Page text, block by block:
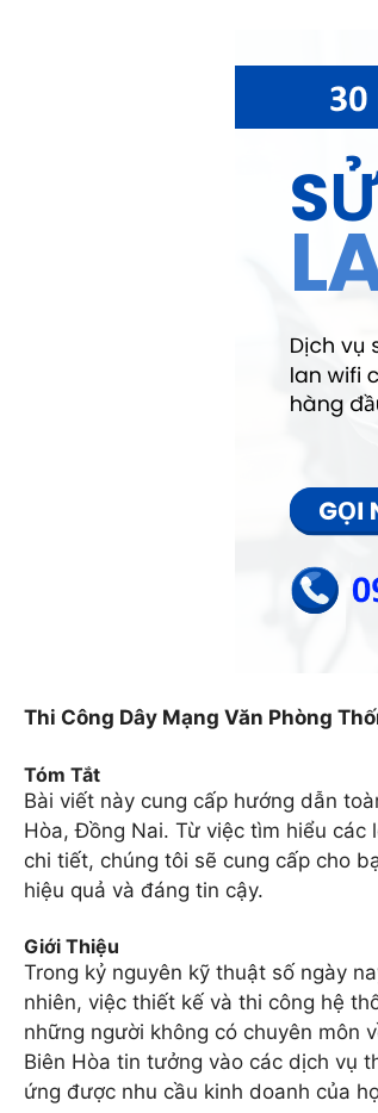
Thi Công Dây Mạng Văn Phòng
Tóm Tắt
Bài viết này cung cấp hướng dẫn
Hòa, Đồng Nai. Từ việc tìm hiểu
chi tiết, chúng tôi sẽ cung cấp cho
hiệu quả và đáng tin cậy.
Giới Thiệu
Trong kỷ nguyên kỹ thuật số ngày
nhiên, việc thiết kế và thi công hệ
những người không có chuyên môn
Biên Hòa tin tưởng vào các dịch vụ
ứng được nhu cầu kinh doanh của